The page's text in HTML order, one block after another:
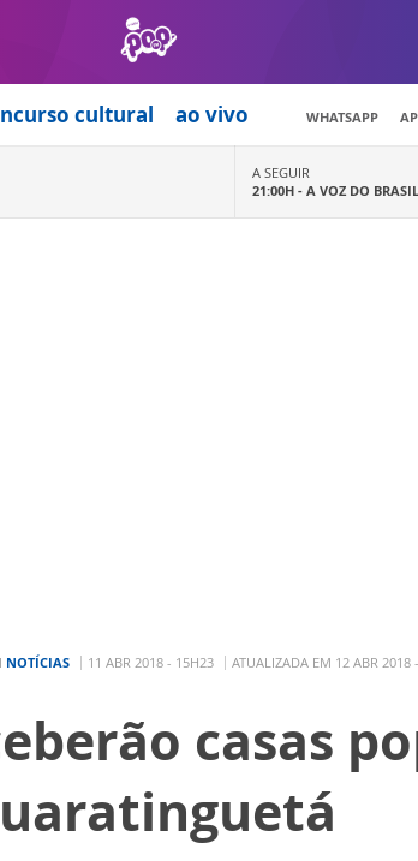
cultural ao vivo WHATSAPP
A SEGUIR
21:00H - A VOZ DO BRASIL
NOTÍCIAS 11 ABR 2018 - 15H23 ATUALIZADA EM 12 ABR 2018
casas